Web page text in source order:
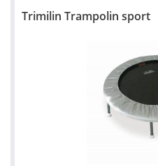
Trimilin Trampolin sport